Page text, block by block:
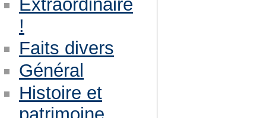
Extraordinaire
!
Faits divers
Général
Histoire et